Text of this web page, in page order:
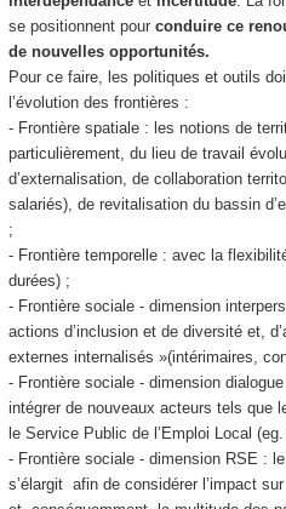
se positionnent pour conduire ce
de nouvelles opportunités.
Pour ce faire, les politiques et outils
l’évolution des frontières :
- Frontière spatiale : les notions de
particulièrement, du lieu de travail
d’externalisation, de collaboration
salariés), de revitalisation du bassin
;
- Frontière temporelle : avec la
durées) ;
- Frontière sociale - dimension
actions d’inclusion et de diversité et,
externes internalisés »(intérimaires,
- Frontière sociale - dimension
intégrer de nouveaux acteurs tels que
le Service Public de l’Emploi Local
- Frontière sociale - dimension RSE :
s’élargit afin de considérer l’impact